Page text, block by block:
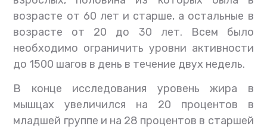
возрасте от 60 лет и старше, а остальные в
возрасте от 20 до 30 лет. Всем было
необходимо ограничить уровни активности
до 1500 шагов в день в течение двух недель.
В конце исследования уровень жира в
мышцах увеличился на 20 процентов в
младшей группе и на 28 процентов в старшей